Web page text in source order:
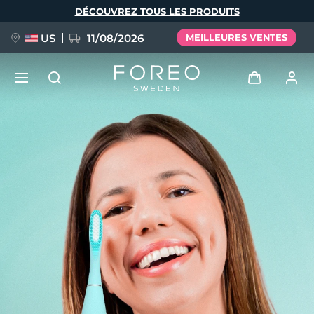
DÉCOUVREZ TOUS LES PRODUITS
US 11/08/2026 MEILLEURES VENTES
Profil de l'utilisateur
Mes appareils
Mes commandes
Mes adresses
Mes abonnements
FAQ™ Pure Beauty-Tech Elixir
BREAKING NEWS
issa™ Teeth Whitening Set
Deutsch
Español
Français
Italiano
Português
Svenska
Русский
简体中文 繁體中文